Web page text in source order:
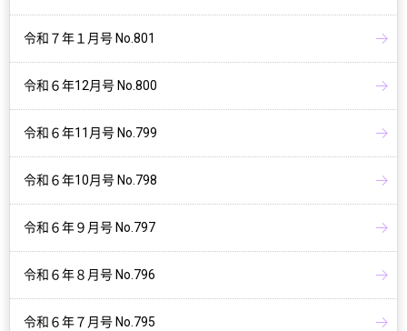
令和７年１月号 No.801
令和６年12月号 No.800
令和６年11月号 No.799
令和６年10月号 No.798
令和６年９月号 No.797
令和６年８月号 No.796
令和６年７月号 No.795